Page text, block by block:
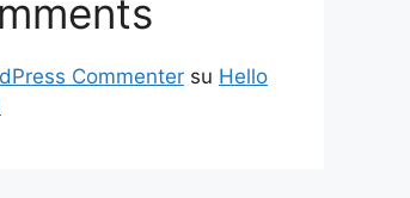
Commenter su Hello